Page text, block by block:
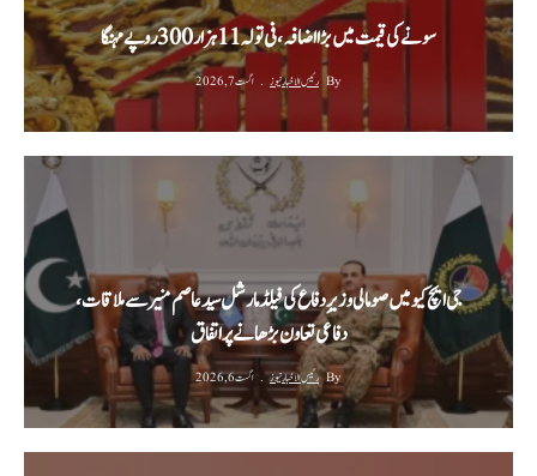
سونے کی قیمت میں بڑا اضافہ، فی تولہ 11 ہزار 300 روپے مہنگا
By رئیس الاخبار نیوز اگست 7, 2026
جی ایچ کیو میں صومالی وزیرِ دفاع کی فیلڈ مارشل سید عاصم منیر سے ملاقات،
دفاعی تعاون بڑھانے پر اتفاق
By رئیس الاخبار نیوز اگست 6, 2026